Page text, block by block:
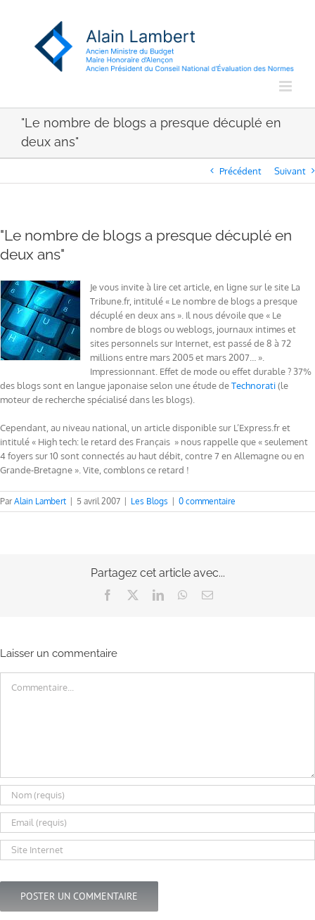
"Le nombre de blogs a presque décuplé en
deux ans"
Précédent Suivant
"Le nombre de blogs a presque décuplé en
deux ans"
Je vous invite à lire cet article, en ligne sur le site La
Tribune.fr, intitulé « Le nombre de blogs a presque
décuplé en deux ans ». Il nous dévoile que « Le
nombre de blogs ou weblogs, journaux intimes et
sites personnels sur Internet, est passé de 8 à 72
millions entre mars 2005 et mars 2007… ».
Impressionnant. Effet de mode ou effet durable ? 37%
des blogs sont en langue japonaise selon une étude deTechnorati(le
moteur de recherche spécialisé dans les blogs).
Cependant, au niveau national, un article disponible sur L’Express.fr et
intitulé « High tech: le retard des Français » nous rappelle que « seulement
4 foyers sur 10 sont connectés au haut débit, contre 7 en Allemagne ou en
Grande-Bretagne ». Vite, comblons ce retard !
ParAlain Lambert 5 avril 2007 Les Blogs 0 commentaire
Partagez cet article avec...
Facebook LinkedInWhatsApp
Email
Laisser un commentaire